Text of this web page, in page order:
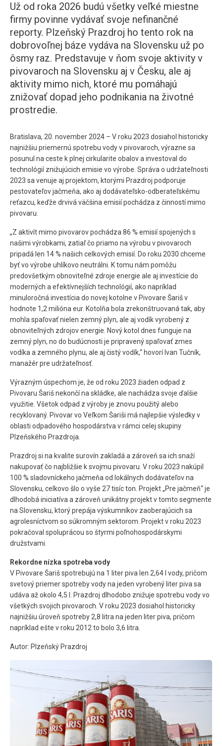
Už od roka 2026 budú všetky veľké miestne
firmy povinne vydávať svoje nefinančné
reporty. Plzeňský Prazdroj ho tento rok na
dobrovoľnej báze vydáva na Slovensku už po
ôsmy raz. Predstavuje v ňom svoje aktivity v
pivovaroch na Slovensku aj v Česku, ale aj
aktivity mimo nich, ktoré mu pomáhajú
znižovať dopad jeho podnikania na životné
prostredie.
Bratislava, 20. november 2024 – V roku 2023 dosiahol historicky
najnižšiu priemernú spotrebu vody v pivovaroch, výrazne sa
posunul na ceste k plnej cirkularite obalov a investoval do
technológií znižujúcich emisie vo výrobe. Správa o udržateľnosti
2023 sa venuje aj projektom, ktorými Prazdroj podporuje
pestovateľov jačmeňa, ako aj dodávateľsko-odberateľskému
reťazcu, keďže drvivá väčšina emisií pochádza z činností mimo
pivovaru.
„Z aktivít mimo pivovarov pochádza 86 % emisií spojených s
našimi výrobkami, zatiaľ čo priamo na výrobu v pivovaroch
pripadá len 14 % našich celkových emisií. Do roku 2030 chceme
byť vo výrobe uhlíkovo neutrálni. K tomu nám pomôžu
predovšetkým obnoviteľné zdroje energie ale aj investície do
moderných a efektívnejších technológií, ako napríklad
minuloročná investícia do novej kotolne v Pivovare Šariš v
hodnote 1,2 milióna eur. Kotolňa bola zrekonštruovaná tak, aby
mohla spaľovať nielen zemný plyn, ale aj vodík vyrobený z
obnoviteľných zdrojov energie. Nový kotol dnes funguje na
zemný plyn, no do budúcnosti je pripravený spaľovať zmes
vodíka a zemného plynu, ale aj čistý vodík,“ hovorí Ivan Tučník,
manažér pre udržateľnosť.
Výrazným úspechom je, že od roku 2023 žiaden odpad z
Pivovaru Šariš nekončí na skládke, ale nachádza svoje ďalšie
využitie. Všetok odpad z výroby je znovu použitý alebo
recyklovaný. Pivovar vo Veľkom Šariši má najlepšie výsledky v
oblasti odpadového hospodárstva v rámci celej skupiny
Plzeňského Prazdroja.
Prazdroj si na kvalite surovín zakladá a zároveň sa ich snaží
nakupovať čo najbližšie k svojmu pivovaru. V roku 2023 nakúpil
100 % sladovníckeho jačmeňa od lokálnych dodávateľov na
Slovensku, celkovo šlo o vyše 27 tisíc ton. Projekt „Pre jačmeň“ je
dlhodobá iniciatíva a zároveň unikátny projekt v tomto segmente
na Slovensku, ktorý prepája výskumníkov zaoberajúcich sa
agrolesníctvom so súkromným sektorom. Projekt v roku 2023
pokračoval spoluprácou so štyrmi poľnohospodárskymi
družstvami.
Rekordne nízka spotreba vody
V Pivovare Šariš spotrebujú na 1 liter piva len 2,64 l vody, pričom
svetový priemer spotreby vody na jeden vyrobený liter piva sa
udáva až okolo 4,5 l. Prazdroj dlhodobo znižuje spotrebu vody vo
všetkých svojich pivovaroch. V roku 2023 dosiahol historicky
najnižšiu úroveň spotreby 2,8 litra na jeden liter piva, pričom
napríklad ešte v roku 2012 to bolo 3,6 litra.
Autor: Plzeňský Prazdroj